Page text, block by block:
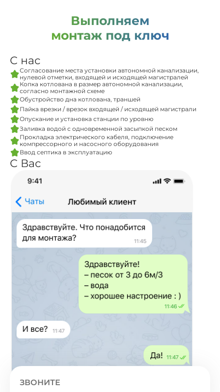
Выполняем
монтаж под ключ
С нас
Согласование места установки автономной канализации,
нулевой отметки, входящей и исходящей магистралей
Копка котлована в размер автономной канализации,
согласно монтажной схеме
Обустройство дна котлована, траншей
Пайка врезки / врезок входящей / исходящей магистрали
Опускание и установка станции по уровню
Заливка водой с одновременной засыпкой песком
Прокладка электрического кабеля, подключение
компрессорного и насосного оборудования
Ввод септика в эксплуатацию
С Вас
ЗВОНИТЕ